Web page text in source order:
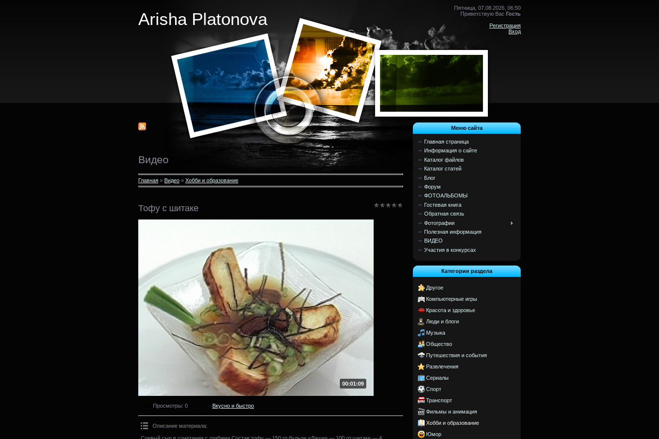
Arisha Platonova
Пятница, 07.08.2026, 06:50
Приветствую Вас Гость
Регистрация
Вход
Видео
Главная » Видео » Хобби и образование
Тофу с шитаке
00:01:09
Просмотры: 0 Вкусно и быстро
Описание материала:
Соевый сыр в сочетании с грибами.Состав:тофу — 150 гр;бульон «Даши» — 100 гр;шитаке — 4
Меню сайта
Главная страница
Информация о сайте
Каталог файлов
Каталог статей
Блог
Форум
ФОТОАЛЬБОМЫ
Гостевая книга
Обратная связь
Фотографии
Полезная информация
ВИДЕО
Участия в конкурсах
Категории раздела
Другое
Компьютерные игры
Красота и здоровье
Люди и блоги
Музыка
Общество
Путешествия и события
Развлечения
Сериалы
Спорт
Транспорт
Фильмы и анимация
Хобби и образование
Юмор